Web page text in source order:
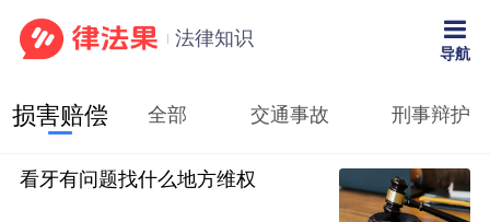
法律知识
导航
损害赔偿 全部 交通事故 刑事辩护
看牙有问题找什么地方维权